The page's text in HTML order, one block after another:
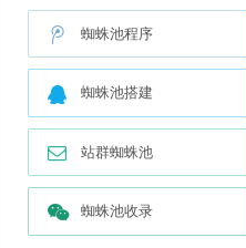
蜘蛛池程序
蜘蛛池搭建
站群蜘蛛池
蜘蛛池收录